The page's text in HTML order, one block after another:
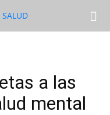
a las
mental